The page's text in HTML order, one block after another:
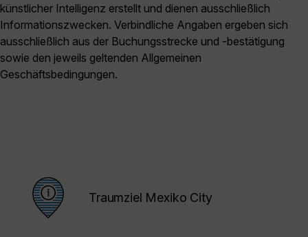
künstlicher Intelligenz erstellt und dienen ausschließlich
Informationszwecken. Verbindliche Angaben ergeben sich
ausschließlich aus der Buchungsstrecke und -bestätigung
sowie den jeweils geltenden Allgemeinen
Geschäftsbedingungen.
Traumziel Mexiko City